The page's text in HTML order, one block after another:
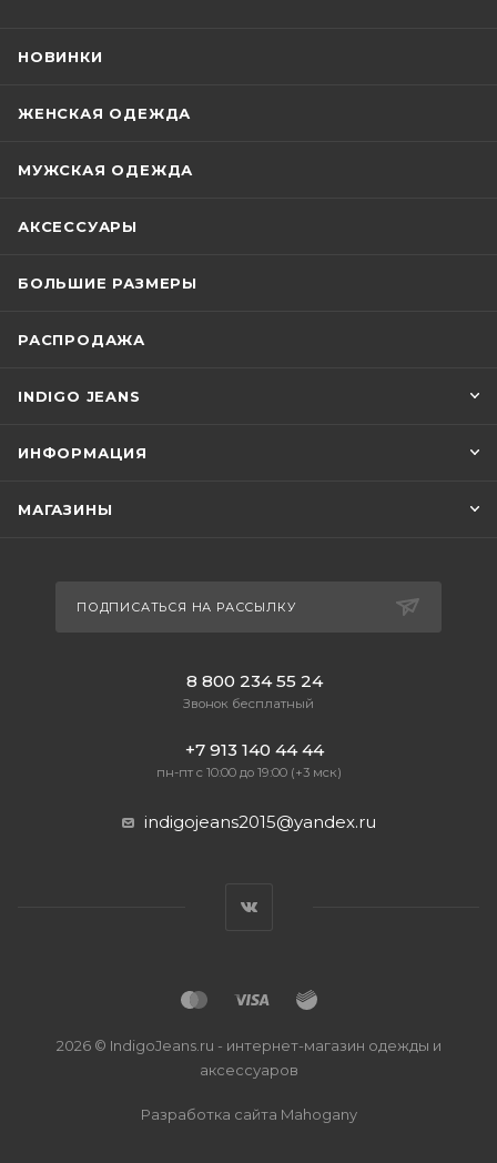
НОВИНКИ
ЖЕНСКАЯ ОДЕЖДА
МУЖСКАЯ ОДЕЖДА
АКСЕССУАРЫ
БОЛЬШИЕ РАЗМЕРЫ
РАСПРОДАЖА
INDIGO JEANS
ИНФОРМАЦИЯ
МАГАЗИНЫ
ПОДПИСАТЬСЯ НА РАССЫЛКУ
8 800 234 55 24
Звонок бесплатный
+7 913 140 44 44
пн-пт с 10:00 до 19:00 (+3 мск)
indigojeans2015@yandex.ru
2026 © IndigoJeans.ru - интернет-магазин одежды и
аксессуаров
Разработка сайта Mahogany